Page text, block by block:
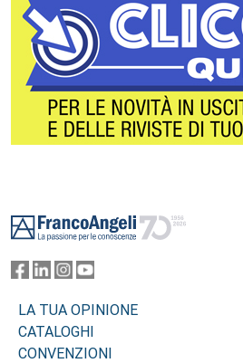
LA TUA OPINIONE
CATALOGHI
CONVENZIONI